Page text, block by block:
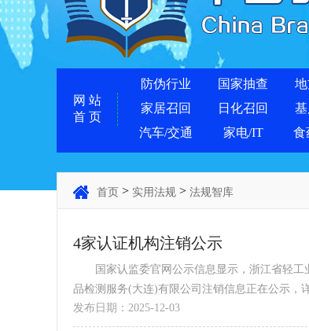
网 站
首 页
防伪行业 国家抽查
家居召回
日化召回
汽车/交通
家电/IT 食
首页 > 实用法规 > 法规智库
4家认证机构注销公示
国家认监委官网公示信息显示，浙江省轻工
品检测服务(大连)有限公司注销信息正在公示，
...
发布日期：2025-12-03